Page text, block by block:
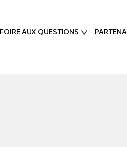
FOIRE AUX QUESTIONS